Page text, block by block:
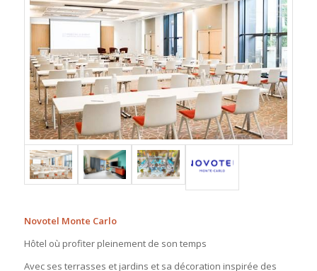
Novotel Monte Carlo
Hôtel où profiter pleinement de son temps
Avec ses terrasses et jardins et sa décoration inspirée des